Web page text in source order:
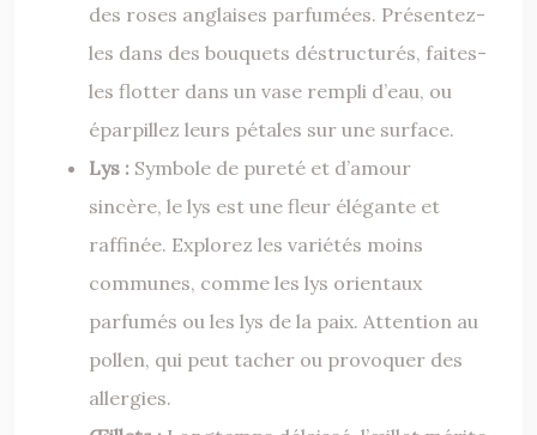
des roses anglaises parfumées. Présentez-
les dans des bouquets déstructurés, faites-
les flotter dans un vase rempli d’eau, ou
éparpillez leurs pétales sur une surface.
Lys : Symbole de pureté et d’amour
sincère, le lys est une fleur élégante et
raffinée. Explorez les variétés moins
communes, comme les lys orientaux
parfumés ou les lys de la paix. Attention au
pollen, qui peut tacher ou provoquer des
allergies.